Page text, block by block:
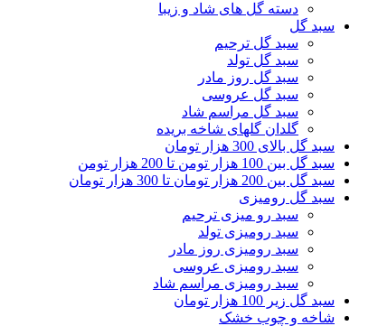
دسته گل های شاد و زیبا
سبد گل
سبد گل ترحیم
سبد گل تولد
سبد گل روز مادر
سبد گل عروسی
سبد گل مراسم شاد
گلدان گلهای شاخه بریده
سبد گل بالای 300 هزار تومان
سبد گل بین 100 هزار تومن تا 200 هزار تومن
سبد گل بین 200 هزار تومان تا 300 هزار تومان
سبد گل رومیزی
سبد رو میزی ترحیم
سبد رومیزی تولد
سبد رومیزی روز مادر
سبد رومیزی عروسی
سبد رومیزی مراسم شاد
سبد گل زیر 100 هزار تومان
شاخه و چوب خشک